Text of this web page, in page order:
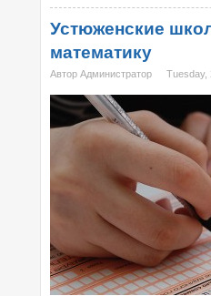
Устюженские
математику
Автор Администратор Tuesday,